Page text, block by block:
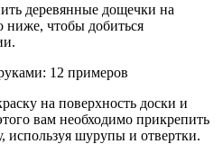
деревянные дощечки на
ниже, чтобы добиться
на поверхность доски и
вам необходимо прикрепить
используя шурупы и отвертки.